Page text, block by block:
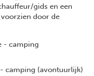
gids en een
door de
- camping
camping (avontuurlijk)